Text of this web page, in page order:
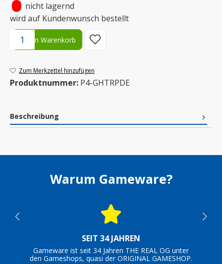
nicht lagernd
wird auf Kundenwunsch bestellt
Produkt Anzahl: Gib den gewünschten Wert ein oder benutze
In den Warenkorb
Zum Merkzettel hinzufügen
Produktnummer: P4-GHTRPDE
Beschreibung
Warum Gameware?
SEIT 34 JAHREN
Gameware ist seit 34 Jahren THE REAL OG unter
den Gameshops, quasi der ORIGINAL GAMESHOP.